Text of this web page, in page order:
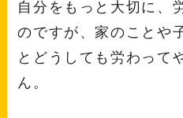
自分をもっと大切に、
のですが、家のことや
とどうしても労わって
ん。